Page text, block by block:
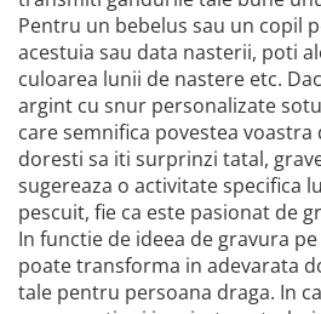
Pentru un bebelus sau un copil
acestuia sau data nasterii, poti
culoarea lunii de nastere etc.
argint cu snur personalizate
care semnifica povestea voastra
doresti sa iti surprinzi tatal,
sugereaza o activitate specifica
pescuit, fie ca este pasionat de
In functie de ideea de gravura
poate transforma in adevarata
tale pentru persoana draga. In